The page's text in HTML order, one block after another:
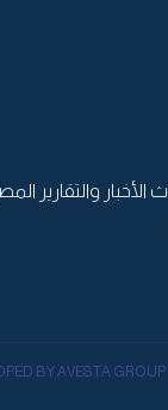
والتقارير
BY AVESTA GROUP